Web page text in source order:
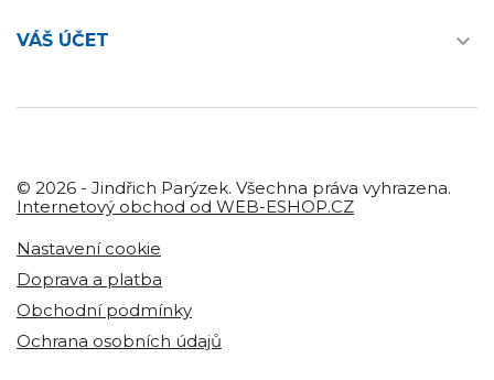
VÁŠ ÚČET 
© 2026 - Jindřich Parýzek. Všechna práva vyhrazena.
Internetový obchod od WEB-ESHOP.CZ
Nastavení cookie
Doprava a platba
Obchodní podmínky
Ochrana osobních údajů